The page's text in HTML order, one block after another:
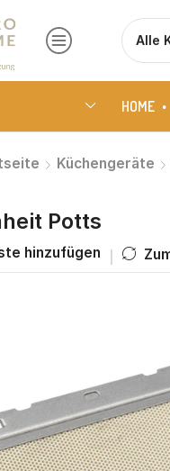
HOME
Küchengeräte
Potts
hinzufügen